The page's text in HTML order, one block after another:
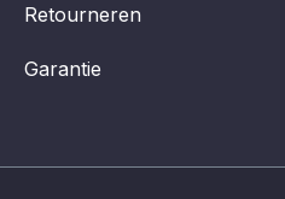
Retourneren
Garantie